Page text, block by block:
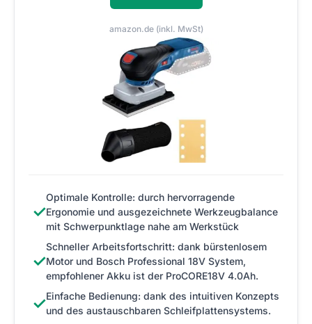
amazon.de (inkl. MwSt)
✓
Optimale Kontrolle: durch hervorragende
Ergonomie und ausgezeichnete Werkzeugbalance
mit Schwerpunktlage nahe am Werkstück
✓
Schneller Arbeitsfortschritt: dank bürstenlosem
Motor und Bosch Professional 18V System,
empfohlener Akku ist der ProCORE18V 4.0Ah.
✓Einfache Bedienung: dank des intuitiven Konzepts
und des austauschbaren Schleifplattensystems.